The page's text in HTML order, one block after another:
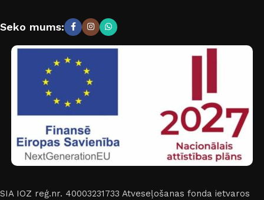
Seko mums:
SIA IOZ reģ.nr. 40003231733 Atveseļošanas fonda ietvaros